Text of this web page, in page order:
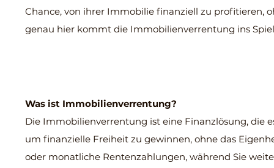
Chance, von ihrer Immobilie finanziell zu profitieren,
genau hier kommt die Immobilienverrentung ins
Was ist Immobilienverrentung?
Die Immobilienverrentung ist eine Finanzlösung, die
um finanzielle Freiheit zu gewinnen, ohne das
oder monatliche Rentenzahlungen, während Sie